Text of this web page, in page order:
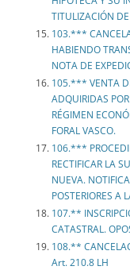
TITULIZACIÓN
103.***
HABIENDO
NOTA DE
105.*** VENTA
ADQUIRIDAS
RÉGIMEN
FORAL VASCO.
106.***
RECTIFICAR LA
NUEVA.
POSTERIORES A
107.**
CATASTRAL.
108.**
Art. 210.8 LH